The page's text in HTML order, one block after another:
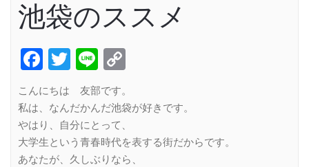
池袋のススメ
Facebook
Twitter
Line
こんにちは 友部です。
私は、なんだかんだ池袋が好きです。
やはり、自分にとって、
大学生という青春時代を表する街だからです。
あなたが、久しぶりなら、